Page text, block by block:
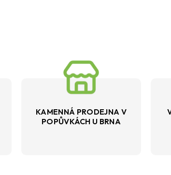
KAMENNÁ PRODEJNA V
POPŮVKÁCH U BRNA